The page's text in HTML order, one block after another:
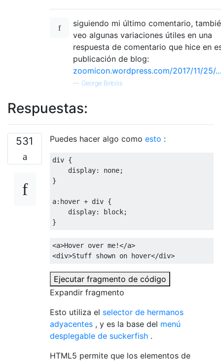
siguiendo mi último comentario,
veo algunas variaciones útiles en una
respuesta de comentario que hice en
publicación de blog:
zoomicon.wordpress.com/2017/11/25/
— George Birbilis
Respuestas:
531 Puedes hacer algo como esto :
div {
display: none;
}
a: hover + div {
display: block;
}
<a>Hover over me!</a>
<div>Stuff shown on hover</div>
Ejecutar fragmento de código
Expandir fragmento
Esto utiliza el selector de hermanos
adyacentes , y es la base del menú
desplegable de suckerfish .
HTML5 permite que los elementos de